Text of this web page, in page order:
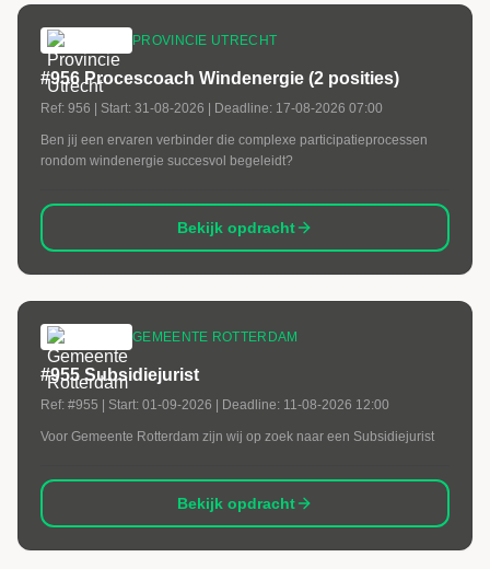
PROVINCIE UTRECHT
#956 Procescoach Windenergie (2 posities)
Ref: 956 | Start: 31-08-2026 | Deadline: 17-08-2026 07:00
Ben jij een ervaren verbinder die complexe participatieprocessen
rondom windenergie succesvol begeleidt?
Bekijk opdracht
GEMEENTE ROTTERDAM
#955 Subsidiejurist
Ref: #955 | Start: 01-09-2026 | Deadline: 11-08-2026 12:00
Voor Gemeente Rotterdam zijn wij op zoek naar een Subsidiejurist
Bekijk opdracht